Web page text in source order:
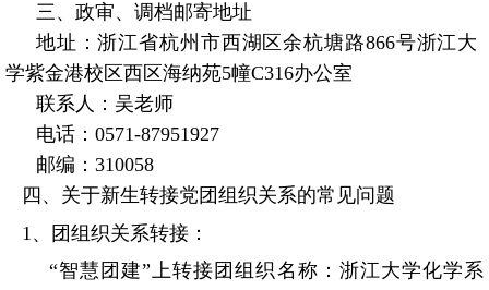
三、政审、调档邮寄地址
地址：浙江省杭州市西湖区余杭塘路866号浙江大
学紫金港校区西区海纳苑5幢C316办公室
联系人：吴老师
电话： 0571-87951927
邮编： 310058
四、关于新生转接党团组织关系的常见问题
1 、团组织关系转接：
“智慧团建”上转接团组织名称：浙江大学化学系